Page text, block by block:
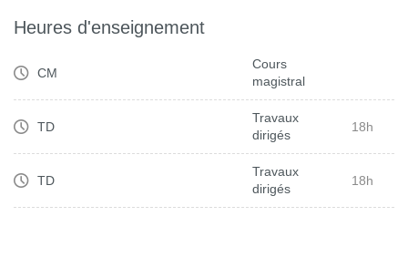
Heures d'enseignement
CM
Cours
magistral
TD
Travaux
dirigés
18h
TD
Travaux
dirigés
18h